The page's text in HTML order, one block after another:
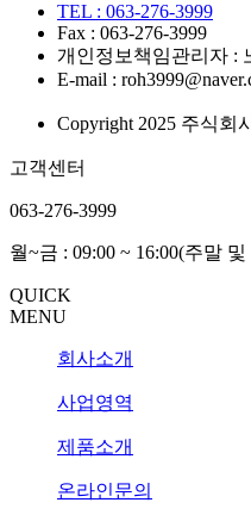
TEL : 063-276-3999
Fax : 063-276-3999
개인정보책임관리자 :
E-mail :
Copyright 2025 주식회
고객센터
063-276-3999
월~금 : 09:00 ~ 16:00(주말
QUICK
MENU
회사소개
사업영역
제품소개
온라인문의